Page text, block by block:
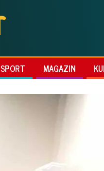
SPORT MAGAZIN